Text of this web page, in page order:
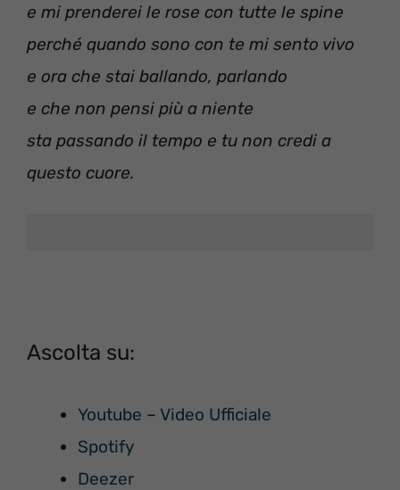
e mi prenderei le rose con tutte le spine
perché quando sono con te mi sento vivo
e ora che stai ballando, parlando
e che non pensi più a niente
sta passando il tempo e tu non credi a
questo cuore.
Ascolta su:
Youtube – Video Ufficiale
Spotify
Deezer